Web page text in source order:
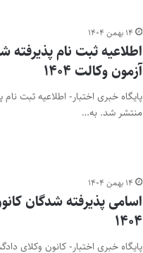
۱۴ بهمن ۱۴۰۴
اطلاعیه ثبت نام
آزمون وکالت ۱۴۰۴
منتشر شد. به…
۱۴ بهمن ۱۴۰۴
اسامی پذیرفته شدگان
۱۴۰۴